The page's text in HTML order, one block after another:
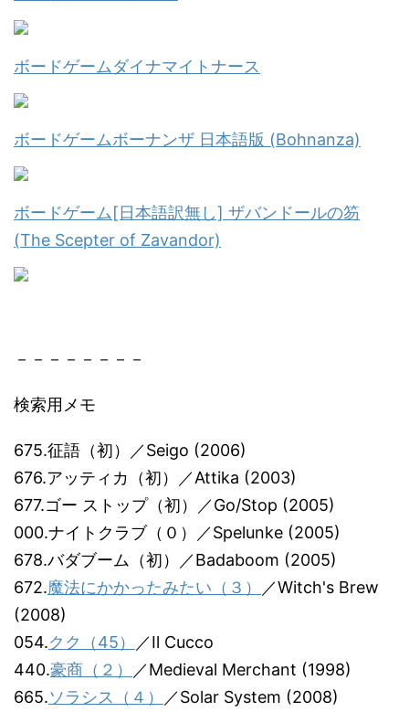
ボードゲームダイナマイトナース
ボードゲームボーナンザ 日本語版 (Bohnanza)
ボードゲーム[日本語訳無し] ザバンドールの笏
(The Scepter of Zavandor)
－－－－－－－－
検索用メモ
675.征語（初）／Seigo (2006)
676.アッティカ（初）／Attika (2003)
677.ゴー ストップ（初）／Go/Stop (2005)
000.ナイトクラブ（０）／Spelunke (2005)
678.バダブーム（初）／Badaboom (2005)
672.魔法にかかったみたい（３）
／Witch's Brew
(2008)
054.クク（45）
／Il Cucco
440.豪商（２）
／Medieval Merchant (1998)
665.ソラシス（４） ／Solar System (2008)